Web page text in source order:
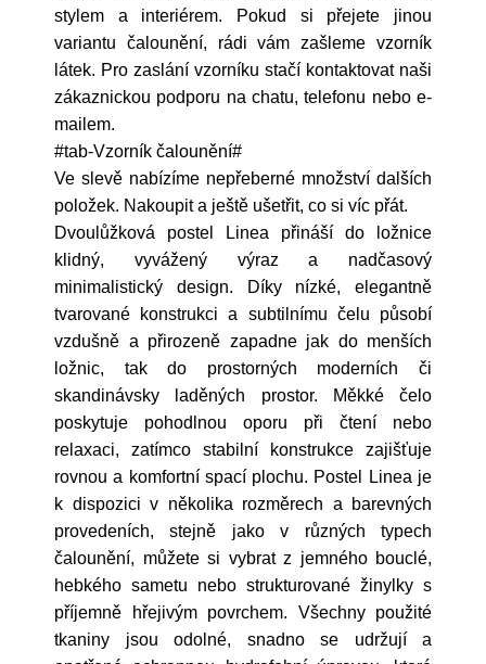
stylem a interiérem. Pokud si přejete jinou
variantu čalounění, rádi vám zašleme vzorník
látek. Pro zaslání vzorníku stačí kontaktovat naši
zákaznickou podporu na chatu, telefonu nebo e-
mailem.
#tab-Vzorník čalounění#
Ve slevě nabízíme nepřeberné množství dalších
položek. Nakoupit a ještě ušetřit, co si víc přát.
Dvoulůžková postel Linea přináší do ložnice
klidný, vyvážený výraz a nadčasový
minimalistický design. Díky nízké, elegantně
tvarované konstrukci a subtilnímu čelu působí
vzdušně a přirozeně zapadne jak do menších
ložnic, tak do prostorných moderních či
skandinávsky laděných prostor. Měkké čelo
poskytuje pohodlnou oporu při čtení nebo
relaxaci, zatímco stabilní konstrukce zajišťuje
rovnou a komfortní spací plochu. Postel Linea je
k dispozici v několika rozměrech a barevných
provedeních, stejně jako v různých typech
čalounění, můžete si vybrat z jemného bouclé,
hebkého sametu nebo strukturované žinylky s
příjemně hřejivým povrchem. Všechny použité
tkaniny jsou odolné, snadno se udržují a